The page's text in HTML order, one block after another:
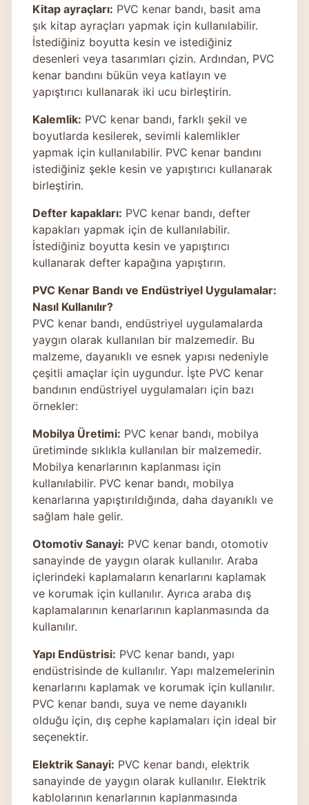
Kitap ayraçları: PVC kenar bandı, basit ama
şık kitap ayraçları yapmak için kullanılabilir.
İstediğiniz boyutta kesin ve istediğiniz
desenleri veya tasarımları çizin. Ardından, PVC
kenar bandını bükün veya katlayın ve
yapıştırıcı kullanarak iki ucu birleştirin.
Kalemlik: PVC kenar bandı, farklı şekil ve
boyutlarda kesilerek, sevimli kalemlikler
yapmak için kullanılabilir. PVC kenar bandını
istediğiniz şekle kesin ve yapıştırıcı kullanarak
birleştirin.
Defter kapakları: PVC kenar bandı, defter
kapakları yapmak için de kullanılabilir.
İstediğiniz boyutta kesin ve yapıştırıcı
kullanarak defter kapağına yapıştırın.
PVC Kenar Bandı ve Endüstriyel Uygulamalar:
Nasıl Kullanılır?
PVC kenar bandı, endüstriyel uygulamalarda
yaygın olarak kullanılan bir malzemedir. Bu
malzeme, dayanıklı ve esnek yapısı nedeniyle
çeşitli amaçlar için uygundur. İşte PVC kenar
bandının endüstriyel uygulamaları için bazı
örnekler:
Mobilya Üretimi: PVC kenar bandı, mobilya
üretiminde sıklıkla kullanılan bir malzemedir.
Mobilya kenarlarının kaplanması için
kullanılabilir. PVC kenar bandı, mobilya
kenarlarına yapıştırıldığında, daha dayanıklı ve
sağlam hale gelir.
Otomotiv Sanayi: PVC kenar bandı, otomotiv
sanayinde de yaygın olarak kullanılır. Araba
içlerindeki kaplamaların kenarlarını kaplamak
ve korumak için kullanılır. Ayrıca araba dış
kaplamalarının kenarlarının kaplanmasında da
kullanılır.
Yapı Endüstrisi: PVC kenar bandı, yapı
endüstrisinde de kullanılır. Yapı malzemelerinin
kenarlarını kaplamak ve korumak için kullanılır.
PVC kenar bandı, suya ve neme dayanıklı
olduğu için, dış cephe kaplamaları için ideal bir
seçenektir.
Elektrik Sanayi: PVC kenar bandı, elektrik
sanayinde de yaygın olarak kullanılır. Elektrik
kablolarının kenarlarının kaplanmasında